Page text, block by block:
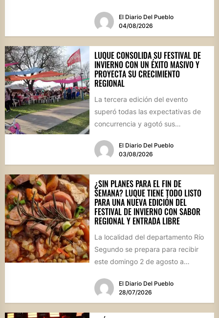
El Diario Del Pueblo
04/08/2026
LUQUE CONSOLIDA SU FESTIVAL DE
INVIERNO CON UN ÉXITO MASIVO Y
PROYECTA SU CRECIMIENTO
REGIONAL
La tercera edición del evento
superó todas las expectativas de
concurrencia y agotó sus
marco, el...El Diario Del Pueblo
03/08/2026
¿SIN PLANES PARA EL FIN DE
SEMANA? LUQUE TIENE TODO LISTO
PARA UNA NUEVA EDICIÓN DEL
FESTIVAL DE INVIERNO CON SABOR
REGIONAL Y ENTRADA LIBRE
La localidad del departamento Río
Segundo se prepara para recibir
este domingo 2 de agosto a
El Diario Del Pueblo
28/07/2026